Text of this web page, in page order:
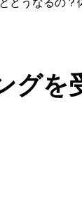
どうなるの
グを